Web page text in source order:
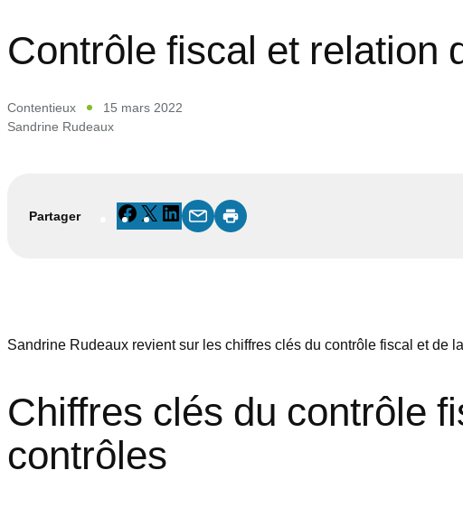
Contrôle fiscal et relation
Contentieux
15 mars 2022
Sandrine Rudeaux
Partager Facebook
X LinkedIn
Sandrine Rudeaux revient sur les chiffres clés du contrôle fiscal et de
Chiffres clés du contrôle
contrôles